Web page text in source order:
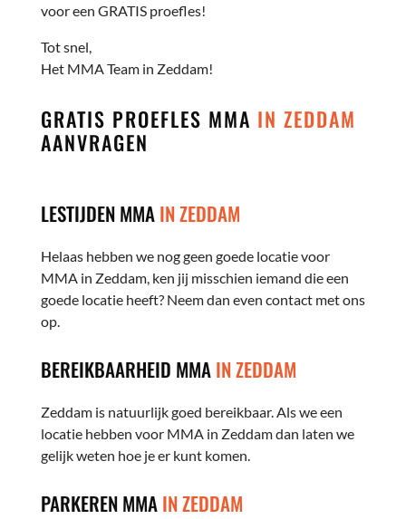
voor een GRATIS proefles!
Tot snel,
Het MMA Team in Zeddam!
GRATIS PROEFLES MMA IN ZEDDAM
AANVRAGEN
LESTIJDEN MMAIN ZEDDAM
Helaas hebben we nog geen goede locatie voor
MMA in Zeddam, ken jij misschien iemand die een
goede locatie heeft? Neem dan even contact met ons
op.
BEREIKBAARHEID MMAIN ZEDDAM
Zeddam is natuurlijk goed bereikbaar. Als we een
locatie hebben voor MMA in Zeddam dan laten we
gelijk weten hoe je er kunt komen.
PARKEREN MMAIN ZEDDAM